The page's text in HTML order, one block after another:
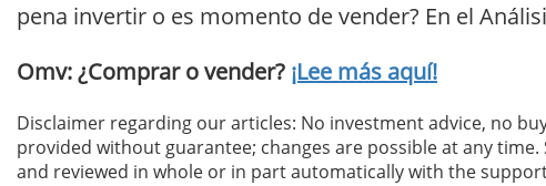
pena invertir o es momento de vender? En el
Omv: ¿Comprar o vender? ¡Lee más aquí!
Disclaimer regarding our articles: No investment advice, no
provided without guarantee; changes are possible at any
and reviewed in whole or in part automatically with the